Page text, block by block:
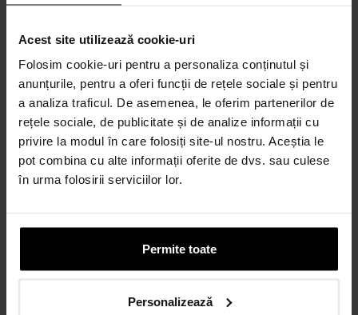
Acest site utilizează cookie-uri
Folosim cookie-uri pentru a personaliza conținutul și
anunțurile, pentru a oferi funcții de rețele sociale și pentru
a analiza traficul. De asemenea, le oferim partenerilor de
rețele sociale, de publicitate și de analize informații cu
privire la modul în care folosiți site-ul nostru. Aceștia le
pot combina cu alte informații oferite de dvs. sau culese
în urma folosirii serviciilor lor.
Permite toate
Personalizează
Credit 100% Online prin UniCredit
Consumer Financing IF.N. S.A.
CALCULEAZĂ RATA
CARD AVANTAJ
Până la 24 de rate fără dobândă.